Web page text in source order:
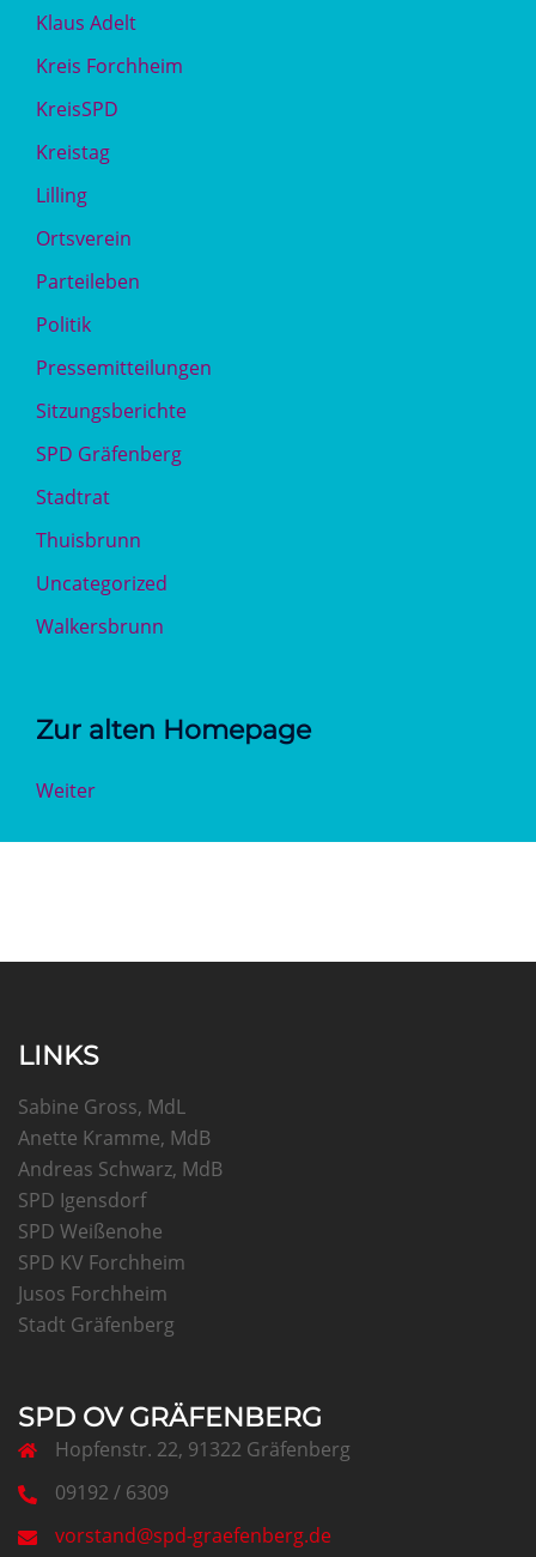
Klaus Adelt
Kreis Forchheim
KreisSPD
Kreistag
Lilling
Ortsverein
Parteileben
Politik
Pressemitteilungen
Sitzungsberichte
SPD Gräfenberg
Stadtrat
Thuisbrunn
Uncategorized
Walkersbrunn
Zur alten Homepage
Weiter
LINKS
Sabine Gross, MdL
Anette Kramme, MdB
Andreas Schwarz, MdB
SPD Igensdorf
SPD Weißenohe
SPD KV Forchheim
Jusos Forchheim
Stadt Gräfenberg
SPD OV GRÄFENBERG
Hopfenstr. 22, 91322 Gräfenberg
09192 / 6309
vorstand@spd-graefenberg.de